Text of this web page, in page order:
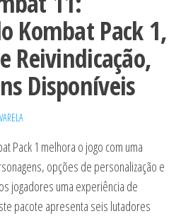
Kombat Pack 1,
Reivindicação,
Disponíveis
Pack 1 melhora o jogo com uma
opções de personalização e
jogadores uma experiência de
pacote apresenta seis lutadores